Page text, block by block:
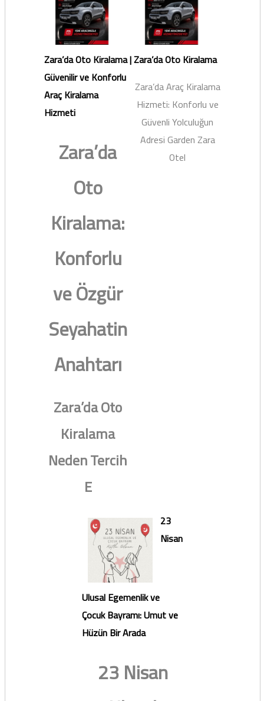
Zara’da Oto Kiralama |
Güvenilir ve Konforlu
Araç Kiralama
Hizmeti
Zara’da
Oto
Kiralama:
Konforlu
ve Özgür
Seyahatin
Anahtarı
Zara’da Oto
Kiralama
Neden Tercih
E
Zara’da Oto Kiralama
Zara’da Araç Kiralama
Hizmeti: Konforlu ve
Güvenli Yolculuğun
Adresi Garden Zara
Otel
23
Nisan
Ulusal Egemenlik ve
Çocuk Bayramı: Umut ve
Hüzün Bir Arada
23 Nisan